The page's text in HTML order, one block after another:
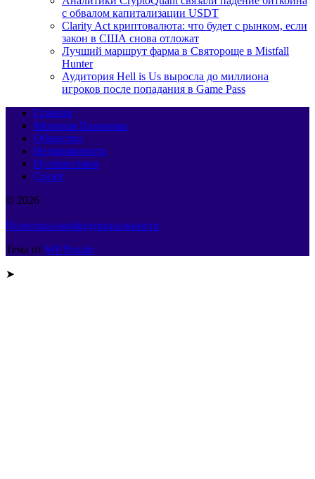
с обвалом капитализации USDT
Clarity Act криптовалюта: что будет с рынком, если
закон в США снова отложат
Лучший маршрут фарма в Святороще в Mistfall
Hunter
Аудитория Hell is Us выросла до миллиона
игроков после попадания в Game Pass
Главная
Мировая Панорама
Общество
Недвижимость
Путешествия
Спорт
© 2026
Политика конфиденциальности
Тема от WP Puzzle
➤